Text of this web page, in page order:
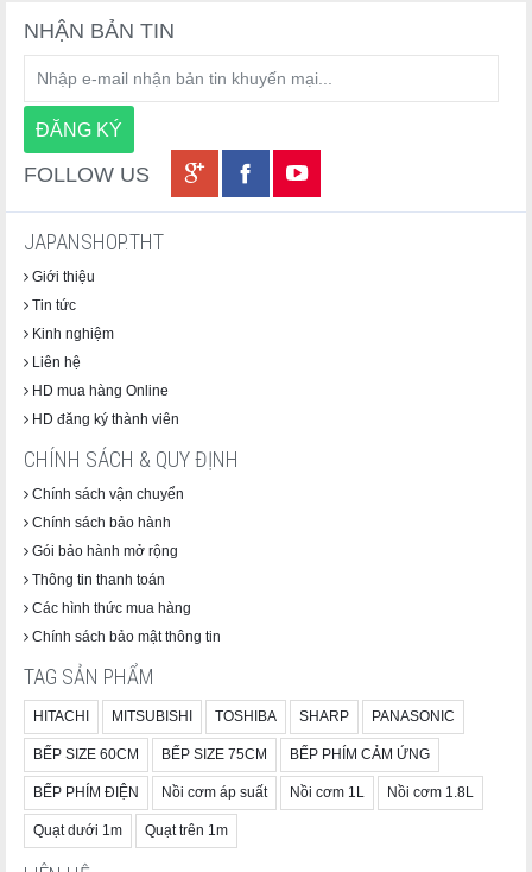
NHẬN BẢN TIN
FOLLOW US
JAPANSHOP.THT
Giới thiệu
Tin tức
Kinh nghiệm
Liên hệ
HD mua hàng Online
HD đăng ký thành viên
CHÍNH SÁCH & QUY ĐỊNH
Chính sách vận chuyển
Chính sách bảo hành
Gói bảo hành mở rộng
Thông tin thanh toán
Các hình thức mua hàng
Chính sách bảo mật thông tin
TAG SẢN PHẨM
HITACHI MITSUBISHI TOSHIBA SHARP PANASONIC
BẾP SIZE 60CM BẾP SIZE 75CM BẾP PHÍM CẢM ỨNG
BẾP PHÍM ĐIỆN Nồi cơm áp suất Nồi cơm 1L Nồi cơm 1.8L
Quạt dưới 1m Quạt trên 1m